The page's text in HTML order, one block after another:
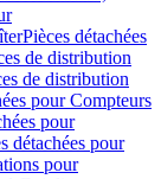
Pièces détachées
de distribution
de distribution
pour Compteurs
pour
détachées pour
pour